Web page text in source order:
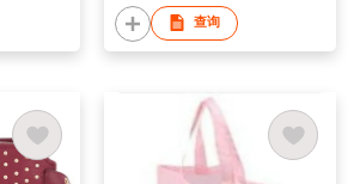
查询